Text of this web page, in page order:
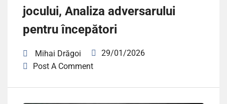
jocului, Analiza adversarului
pentru începători
Mihai Drăgoi
29/01/2026
Post A Comment